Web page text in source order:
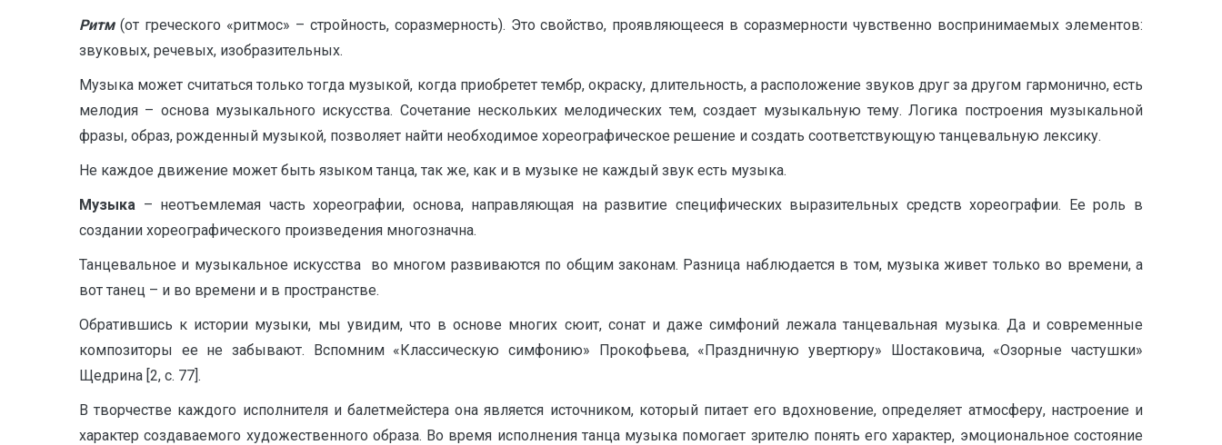
Ритм(от греческого «ритмос» – стройность, соразмерность). Это свойство, проявляющееся в соразмерности чувственно воспринимаемых элементов:
звуковых, речевых, изобразительных.
Музыка может считаться только тогда музыкой, когда приобретет тембр, окраску, длительность, а расположение звуков друг за другом гармонично, есть
мелодия – основа музыкального искусства. Сочетание нескольких мелодических тем, создает музыкальную тему. Логика построения музыкальной
фразы, образ, рожденный музыкой, позволяет найти необходимое хореографическое решение и создать соответствующую танцевальную лексику.
Не каждое движение может быть языком танца, так же, как и в музыке не каждый звук есть музыка.
Музыка – неотъемлемая часть хореографии, основа, направляющая на развитие специфических выразительных средств хореографии. Ее роль в
создании хореографического произведения многозначна.
Танцевальное и музыкальное искусства во многом развиваются по общим законам. Разница наблюдается в том, музыка живет только во времени, а
вот танец – и во времени и в пространстве.
Обратившись к истории музыки, мы увидим, что в основе многих сюит, сонат и даже симфоний лежала танцевальная музыка. Да и современные
композиторы ее не забывают. Вспомним «Классическую симфонию» Прокофьева, «Праздничную увертюру» Шостаковича, «Озорные частушки»
Щедрина [2, с. 77].
В творчестве каждого исполнителя и балетмейстера она является источником, который питает его вдохновение, определяет атмосферу, настроение и
характер создаваемого художественного образа. Во время исполнения танца музыка помогает зрителю понять его характер, эмоциональное состояние